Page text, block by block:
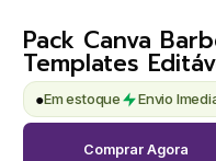
Pack Canva
Templates
●Em estoque Envio
Comprar Agora